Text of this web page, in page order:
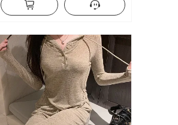
Primavera e verão Solto Descontraído
Vento frio Sentido Gola redonda Top